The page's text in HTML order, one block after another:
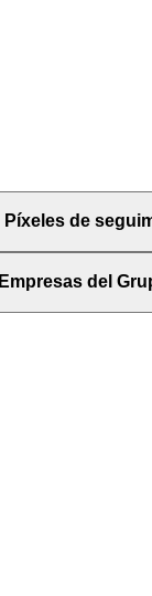
Píxeles de
Empresas del